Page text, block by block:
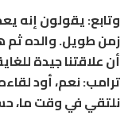
وتابع: يقولون إنه
زمن طويل. والده ثم
أن علاقتنا جيدة
ترامب: نعم، أود
نلتقي في وقت ما،